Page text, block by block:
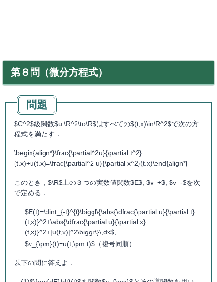
第８問（微分方程式）
$C^2$級関数$u:\R^2\to\R$はすべての$(t,x)\in\R^2$で次の方
程式を満たす．
\begin{align*}\frac{\partial^2u}{\partial t^2}
(t,x)+u(t,x)=\frac{\partial^2 u}{\partial x^2}(t,x)\end{align*}
このとき，$\R$上の３つの実数値関数$E$, $v_+$, $v_-$を次
で定める．
$E(t)=\dint_{-t}^{t}\biggl\{\abs{\dfrac{\partial u}{\partial t}
(t,x)}^2+\abs{\dfrac{\partial u}{\partial x}
(t,x)}^2+|u(t,x)|^2\biggr\}\,dx$,
$v_{\pm}(t)=u(t,\pm t)$（複号同順）
以下の問に答えよ．